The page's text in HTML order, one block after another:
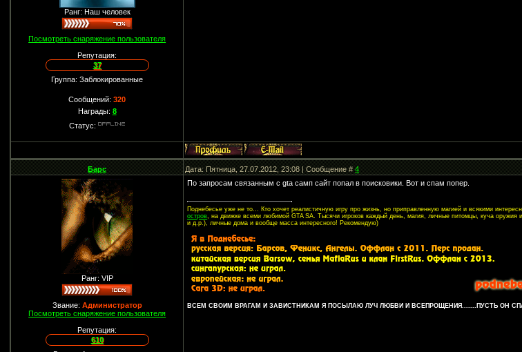
Ранг: Наш человек
Посмотреть снаряжение пользователя
Репутация:
37
Группа: Заблокированные
Сообщений:320
Награды: 8
Статус:
Барс Дата: Пятница, 27.07.2012, 23:08 | Сообщение #4
Ранг: VIP
Звание: Администратор
Посмотреть снаряжение пользователя
Репутация:
610
По запросам связанным с gta самп сайт попал в поисковики. Вот и спам попер.
Поднебесье уже не то... Кто хочет реалистичную игру про жизнь, но приправленную магией и всякими
остров, на движке всеми любимой GTA SA. Тысячи игроков каждый день, магия, личные питомцы, куча оружия
и д.р.), личные дома и вообще масса интересного! Рекомендую)
ВСЕМ СВОИМ ВРАГАМ И ЗАВИСТНИКАМ Я ПОСЫЛАЮ ЛУЧ ЛЮБВИ И ВСЕПРОЩЕНИЯ.......ПУСТЬ ОН